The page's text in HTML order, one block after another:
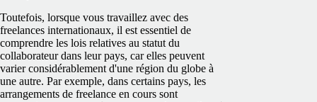
Toutefois, lorsque vous travaillez avec des
freelances internationaux, il est essentiel de
comprendre les lois relatives au statut du
collaborateur dans leur pays, car elles peuvent
varier considérablement d'une région du globe à
une autre. Par exemple, dans certains pays, les
arrangements de freelance en cours sont